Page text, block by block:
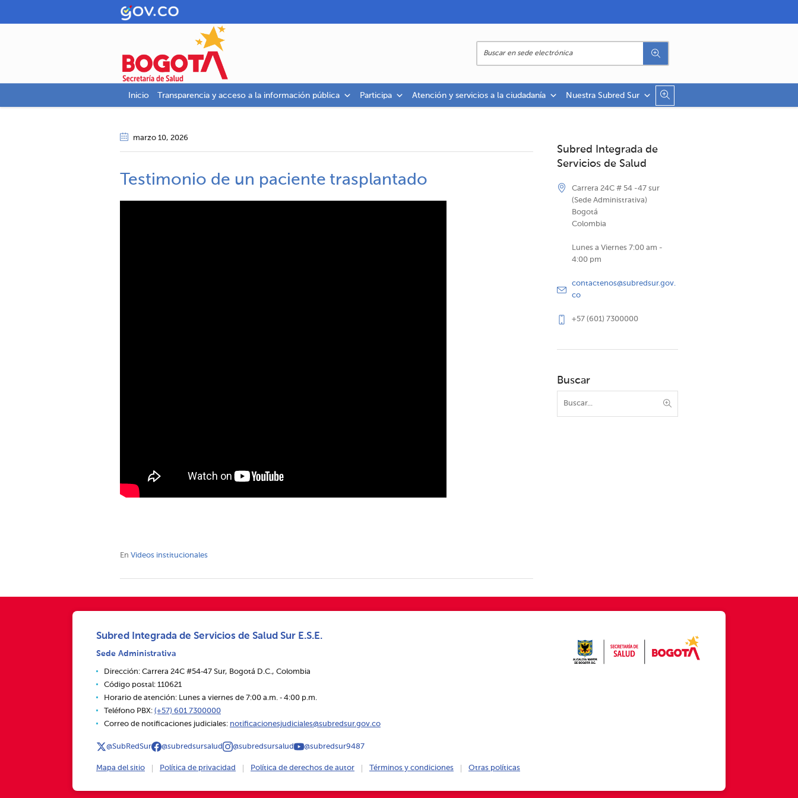
Inicio Transparencia y acceso a la información pública Participa Atención y servicios a la ciudadanía Nuestra Subred Sur
marzo 10, 2026
Testimonio de un paciente trasplantado
En Videos institucionales
Subred Integrada de
Servicios de Salud
Carrera 24C # 54 -47 sur
(Sede Administrativa)
Bogotá
Colombia
Lunes a Viernes 7:00 am -
4:00 pm
contactenos@subredsur.gov.
co
+57 (601) 7300000
Buscar
Subred Integrada de Servicios de Salud Sur E.S.E.
Sede Administrativa
Dirección: Carrera 24C #54‑47 Sur, Bogotá D.C., Colombia
Código postal: 110621
Horario de atención: Lunes a viernes de 7:00 a.m. ‑ 4:00 p.m.
Teléfono PBX: (+57) 601 7300000
Correo de notificaciones judiciales: notificacionesjudiciales@subredsur.gov.co
@SubRedSur @subredsursalud @subredsursalud @subredsur9487
Mapa del sitio Política de privacidad Política de derechos de autor Términos y condiciones Otras políticas